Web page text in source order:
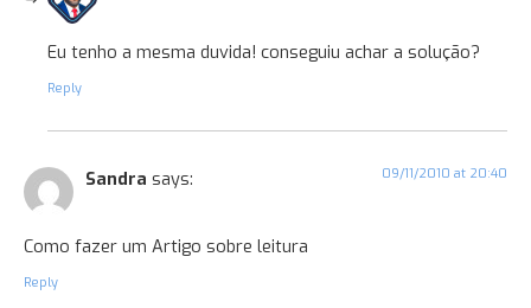
Eu tenho a mesma duvida! conseguiu achar a solução?
Reply
Sandra says: 09/11/2010 at 20:40
Como fazer um Artigo sobre leitura
Reply